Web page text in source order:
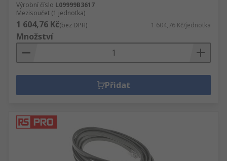
Výrobní číslo L09999B3617
Mezisoučet (1 jednotka)
1 604,76 Kč(bez DPH) 1 604,76 Kč/jednotka
Množství
Přidat